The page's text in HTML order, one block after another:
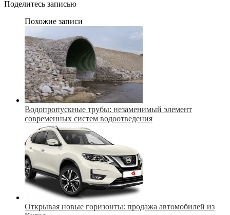
Поделитесь записью
Похожие записи
Водопропускные трубы: незаменимый элемент
современных систем водоотведения
Открывая новые горизонты: продажа автомобилей из